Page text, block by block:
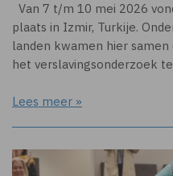
Van 7 t/m 10 mei 2026
plaats in Izmir, Turkije.
landen kwamen hier
het verslavingsonderzoek
Lees meer »